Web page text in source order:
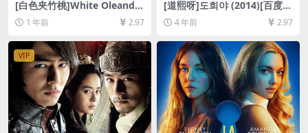
[白色夹竹桃]White Oleander
(2002)[百度网盘+夸克网盘10
80P超清未删减资源][网盘在
线播放/下载][MP4/7.9GB][中
文字幕]
1 年前 2.97
[道熙呀]도희야 (2014)[百度网
盘+迅雷云盘资源1080P超清
未删减][MP4/7.6GB][韩语中
字]
4 年前 2.97
VIP